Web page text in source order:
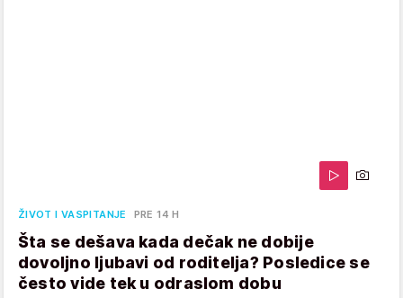
ŽIVOT I VASPITANJE PRE 14 H
Šta se dešava kada dečak ne dobije
dovoljno ljubavi od roditelja? Posledice se
često vide tek u odraslom dobu